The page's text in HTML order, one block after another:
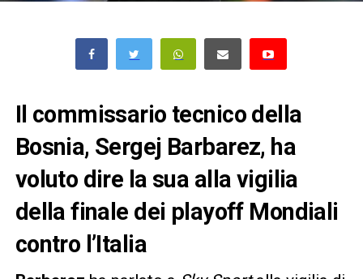
Il commissario tecnico della
Bosnia, Sergej Barbarez, ha
voluto dire la sua alla vigilia
della finale dei playoff Mondiali
contro l’Italia